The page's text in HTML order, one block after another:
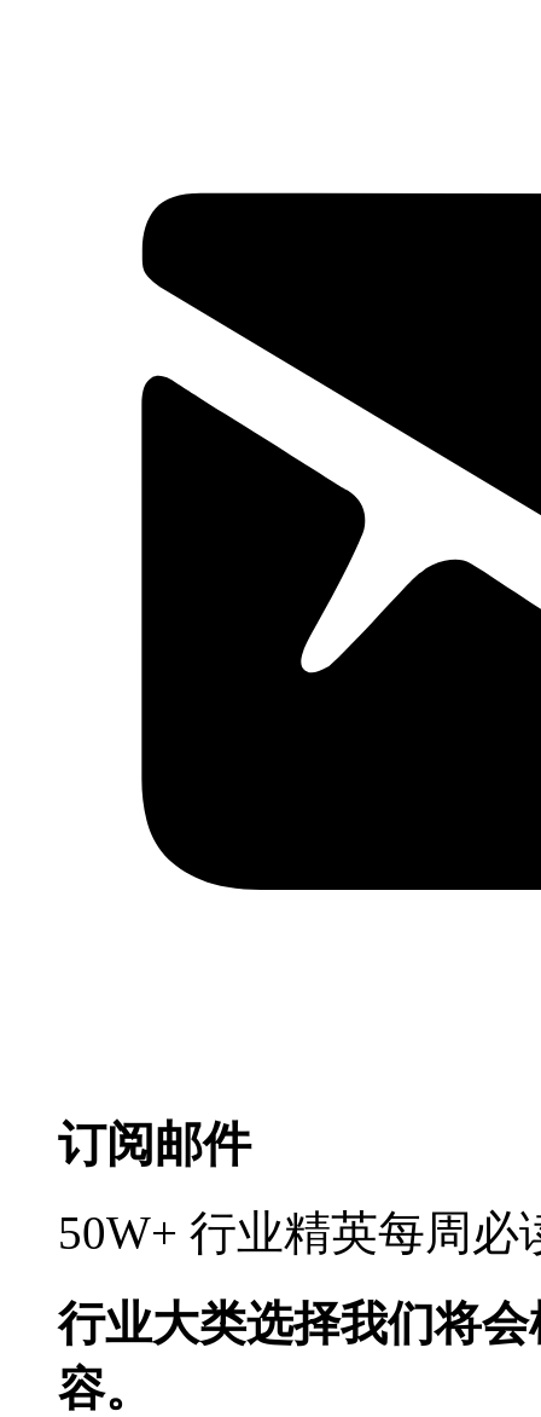
订阅邮件
50W+ 行业精英每周
行业大类选择我们将
容。